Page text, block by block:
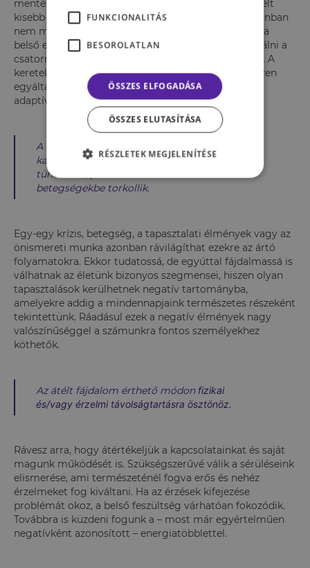
mentén éli az életét. A szükségleti hiányokból, az átélt
kisebb-nagyobb traumákból adódó frusztrációk azonban
nem maradnak a végletekig „láthatatlanok”. Egyfajta
belső energiatöbbletként várhatóan meg fogják találni a
csatornát ahhoz, hogy valahogy a felszínre törjenek. A
keretek ezen a ponton is problémásak lehetnek, hiszen
egyáltalán nem biztos, hogy a kifejezés egészséges,
adaptív módon történik.
A felhalmozódott frusztráció gyakran
kapcsolati problémákba, testi és lelki
tünetekbe, pszichoszomatikus
betegségekbe torkollik.
Egy-egy krízis, betegség, a tapasztalati élmények vagy az
önismereti munka azonban rávilágíthat ezekre az ártó
folyamatokra. Ekkor tudatossá, de egyúttal fájdalmassá is
válhatnak az életünk bizonyos szegmensei, hiszen olyan
tapasztalások kerülhetnek negatív tartományba,
amelyekre addig a mindennapjaink természetes részeként
tekintettünk. Ráadásul ezek a negatív élmények nagy
valószínűséggel a számunkra fontos személyekhez
köthetők.
Az átélt fájdalom érthető módon fizikai
és/vagy érzelmi távolságtartásra ösztönöz.
Rávesz arra, hogy átértékeljük a kapcsolatainkat és saját
magunk működését is. Szükségszerűvé válik a sérüléseink
elismerése, ami természeténél fogva erős és nehéz
érzelmeket fog kiváltani. Ha az érzések kifejezése
problémát okoz, a belső feszültség várhatóan fokozódik.
Továbbra is küzdeni fogunk a – most már egyértelműen
negatívként azonosított – energiatöbblettel.
FUNKCIONALITÁS
BESOROLATLAN
ÖSSZES ELFOGADÁSA
ÖSSZES ELUTASÍTÁSA
RÉSZLETEK MEGJELENÍTÉSE